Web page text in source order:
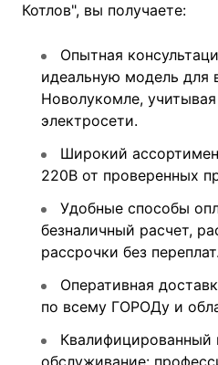
Котлов", вы получаете:
Опытная
идеальную модель для
Новолукомле,
электросети.
Широкий
220В от проверенных
Удобные способы
безналичный расчет,
рассрочки без переплат.
Оперативная
по всему ГОРОДу и
Квалифицированный
обслуживание: